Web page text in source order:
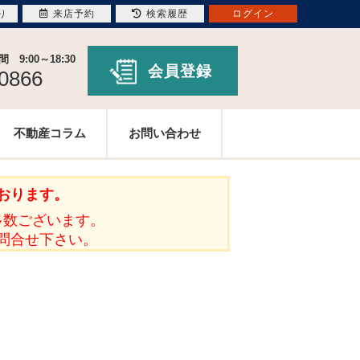
9:00～18:30
会員登録
不動産コラム お問い合わせ
ります。
ございます。
合せ下さい。
来店予約 検索履歴 ログイン